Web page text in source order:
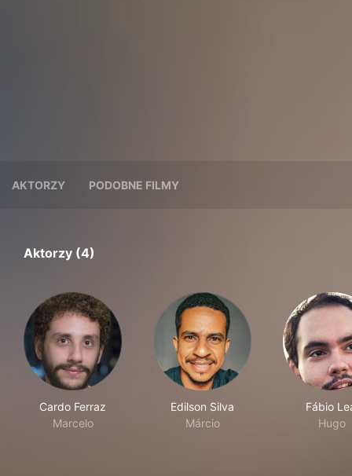
AKTORZY PODOBNE FILMY
Aktorzy (4)
Cardo Ferraz
Marcelo
Edilson Silva
Márcio
Fábio
Hugo